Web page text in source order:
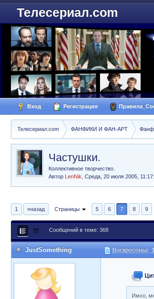
Телесериал.com
Вход Регистрация
Телесериал.com ФАНФИКИ И ФАН-АРТ
Частушки.
Коллективное творчество.
Автор LenNik Среда, 20 июля 2005,
1 «назад Страницы 5 6 7 8 9
Сообщений в теме: 368
JustSomething Воскресенье,
Имхо,